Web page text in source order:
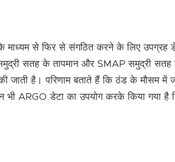
से फिर से संगठित करने के लिए उपग्रह
सतह के तापमान और SMAP समुद्री
है। परिणाम बताते हैं कि ठंड के मौसम में
भी ARGO डेटा का उपयोग करके किया गया